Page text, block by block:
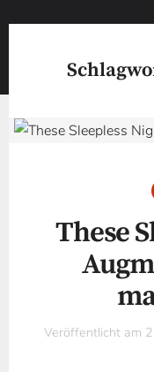
These
Veröffentlicht am